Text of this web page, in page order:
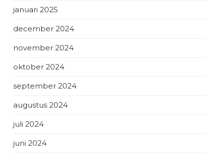
januari 2025
december 2024
november 2024
oktober 2024
september 2024
augustus 2024
juli 2024
juni 2024